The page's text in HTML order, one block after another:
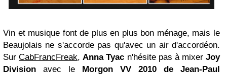
Vin et musique font de plus en plus bon ménage, mais le
Beaujolais ne s'accorde pas qu'avec un air d'accordéon.
SurCabFrancFreak,Anna Tyac n'hésite pas à mixer Joy
Division avec le Morgon VV 2010 de Jean-Paul